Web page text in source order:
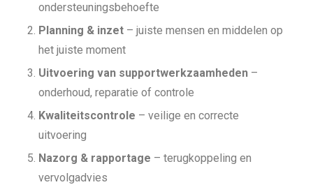
ondersteuningsbehoefte
Planning & inzet – juiste mensen en middelen op
het juiste moment
Uitvoering van supportwerkzaamheden –
onderhoud, reparatie of controle
Kwaliteitscontrole – veilige en correcte
uitvoering
Nazorg & rapportage – terugkoppeling en
vervolgadvies